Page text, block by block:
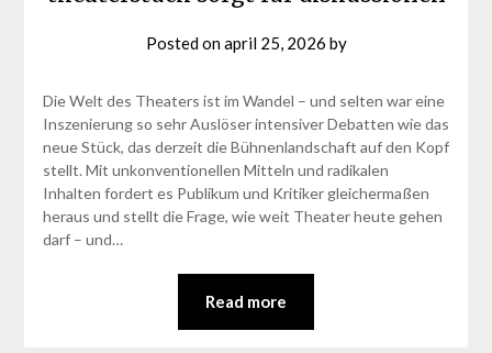
Posted onapril 25, 2026 by
Die Welt des Theaters ist im Wandel – und selten war eine
Inszenierung so sehr Auslöser intensiver Debatten wie das
neue Stück, das derzeit die Bühnenlandschaft auf den Kopf
stellt. Mit unkonventionellen Mitteln und radikalen
Inhalten fordert es Publikum und Kritiker gleichermaßen
heraus und stellt die Frage, wie weit Theater heute gehen
darf – und…
Read more